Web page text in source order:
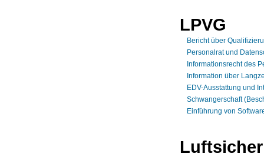
LPVG
Bericht über
Personalrat und
Informationsrecht des
Information über
EDV-Ausstattung und
Schwangerschaft
Einführung von